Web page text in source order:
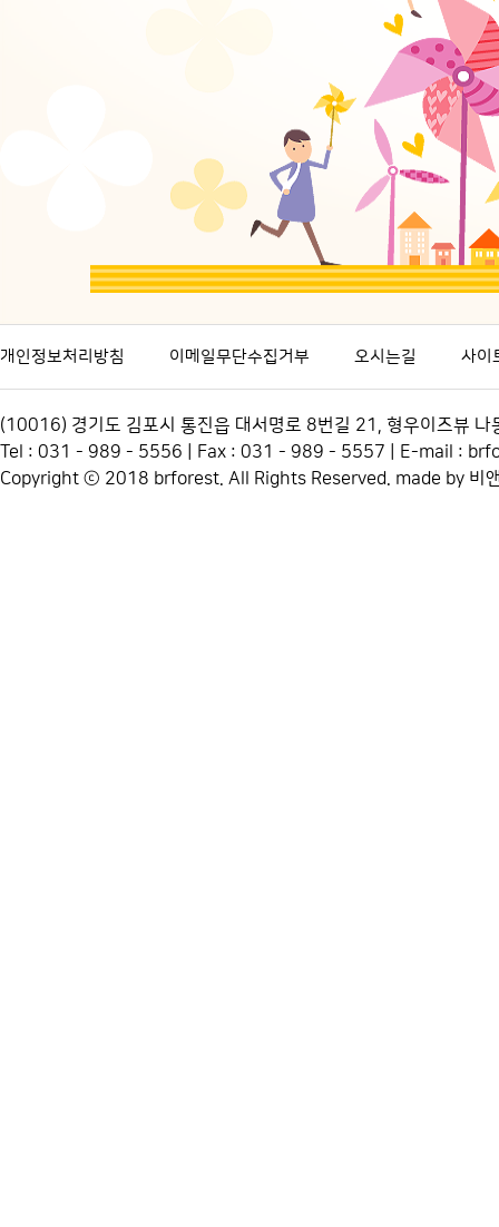
개인정보처리방침 이메일무단수집거부 오시는길 사이
(10016) 경기도 김포시 통진읍 대서명로 8번길 21, 형우이즈뷰 나
Tel : 031 - 989 - 5556 | Fax : 031 - 989 - 5557 | E-mail :
Copyright ⓒ 2018 brforest. All Rights Reserved. made by 비